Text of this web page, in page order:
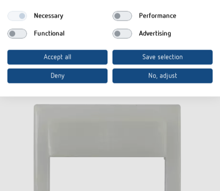
Zum Produkt In den Dokumentenkorb
Datenblatt
Necessary Performance
Functional Advertising
Accept all Save selection
Deny No, adjust